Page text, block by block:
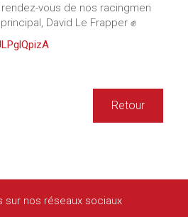
vous de nos racingmen
David Le Frapper ✊
Retour
sur nos réseaux sociaux